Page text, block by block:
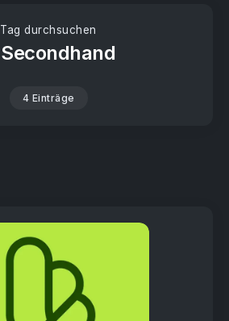
Tag durchsuchen
Secondhand
4 Einträge